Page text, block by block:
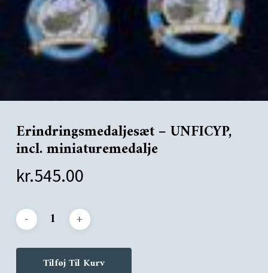
Erindringsmedaljesæt – UNFICYP,
incl. miniaturemedalje
kr.545.00
Tilføj Til Kurv